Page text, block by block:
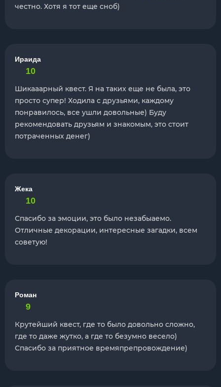
честно. Хотя я тот еще сноб)
Ираида
10
Шикааарный квест. Я на таких еще не была, это
просто супер! Ходила с друзьями, каждому
понравилось, все ушли довольные) Буду
рекомендовать друзьям и знакомым, это стоит
потраченных денег)
Жека
10
Спасибо за эмоции, это было незабыаемо.
Отличные декорации, интересные загадки, всем
советую!
Роман
9
Крутейший квест, где то было довольно сложно,
где то даже жутко, а где то безумно весело)
Спасибо за приятное времяпрепровождение)